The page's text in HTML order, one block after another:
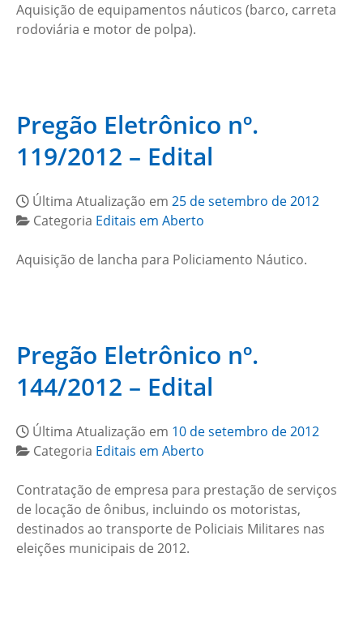
Aquisição de equipamentos náuticos (barco, carreta
rodoviária e motor de polpa).
Pregão Eletrônico nº.
119/2012 – Edital
Última Atualização em 25 de setembro de 2012
Categoria Editais em Aberto
Aquisição de lancha para Policiamento Náutico.
Pregão Eletrônico nº.
144/2012 – Edital
Última Atualização em 10 de setembro de 2012
Categoria Editais em Aberto
Contratação de empresa para prestação de serviços
de locação de ônibus, incluindo os motoristas,
destinados ao transporte de Policiais Militares nas
eleições municipais de 2012.